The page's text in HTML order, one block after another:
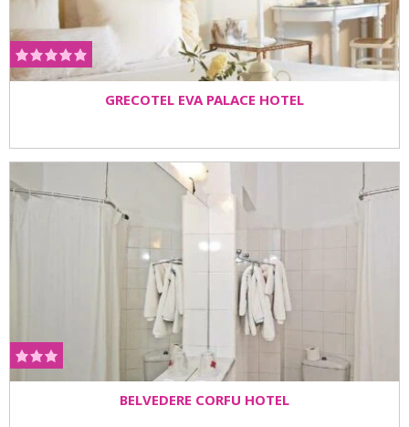
GRECOTEL EVA PALACE HOTEL
BELVEDERE CORFU HOTEL